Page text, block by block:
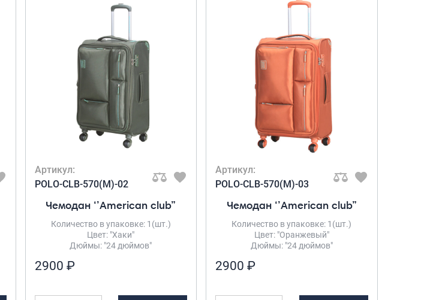
Рюкзаки школьные
Ранцы школьные
Рюкзаки детские
Рюкзаки туристические
Рюкзаки для охоты-рыбалки
Рюкзаки на колесах
ШОППЕРЫ
Кейсы и планшеты
Планшеты
Аксессуары
Чехлы для чемоданов
Мешки для обуви
Пеналы для школы
Артикул:
POLO-CLB-570(M)-02
Чемодан ‘’American club”
Количество в упаковке: 1(шт.)
Цвет: "Хаки"
Дюймы: "24 дюймов"
2900 ₽
Артикул:
POLO-CLB-570(M)-03
Чемодан ‘’American club”
Количество в упаковке: 1(шт.)
Цвет: "Оранжевый"
Дюймы: "24 дюймов"
2900 ₽